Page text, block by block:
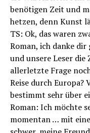
benötigen Zeit und
hetzen, denn Kunst
TS: Ok, das waren
Roman, ich danke
und unsere Leser die
allerletzte Frage
Reise durch
bestimmt sehr über
Roman: Ich möchte
momentan … mit